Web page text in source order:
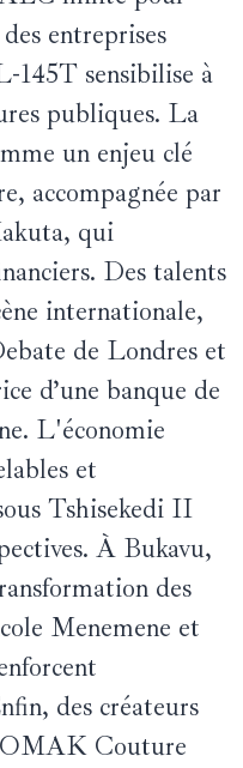
entreprises
145T sensibilise à
publiques. La
un enjeu clé
accompagnée par
qui
Des talents
internationale,
de Londres et
d’une banque de
L'économie
et
Tshisekedi II
À Bukavu,
des
Menemene et
des créateurs
OMAK Couture